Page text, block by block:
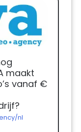
maakt
vanaf €
nl